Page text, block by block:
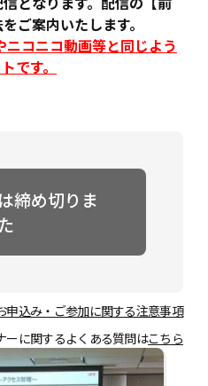
ご案内いたします。
コニコ動画等と同じよう
です。
締め切りま
申込み・ご参加に関する注意事項
ーに関するよくある質問はこちら